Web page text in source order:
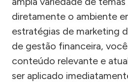
diretamente o ambiente
estratégias de marketing
de gestão financeira,
conteúdo relevante e
ser aplicado